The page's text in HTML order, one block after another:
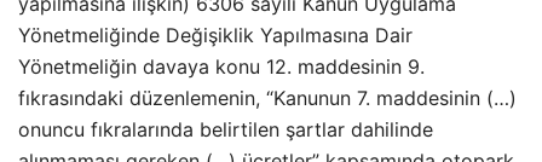
Yönetmeliğinde Değişiklik Yapılmasına Dair
Yönetmeliğin davaya konu 12. maddesinin 9.
fıkrasındaki düzenlemenin, “Kanunun 7. maddesinin (…)
onuncu fıkralarında belirtilen şartlar dahilinde